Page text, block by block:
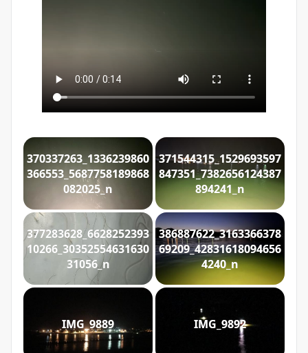
370337263_1336239860
366553_5687758189868
082025_n
371544315_1529693597
847351_7382656124387
894241_n
377283628_6628252393
10266_30352554631630
31056_n
386887622_3163366378
69209_42831618094656
4240_n
IMG_9889 IMG_9892